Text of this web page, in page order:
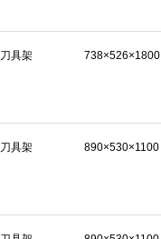
刀具架 738×526×1800
刀具架 890×530×1100